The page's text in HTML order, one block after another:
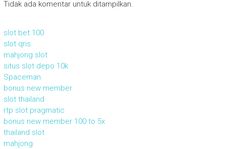
Tidak ada komentar untuk ditampilkan.
slot bet 100
slot qris
mahjong slot
situs slot depo 10k
Spaceman
bonus new member
slot thailand
rtp slot pragmatic
bonus new member 100 to 5x
thailand slot
mahjong